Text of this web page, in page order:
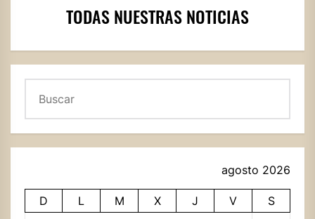
TODAS NUESTRAS NOTICIAS
agosto 2026
D L M X J V
S